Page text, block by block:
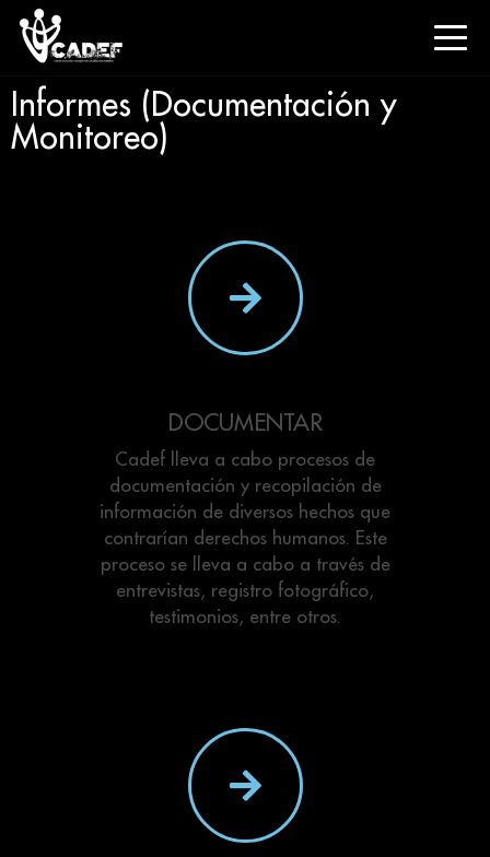
Informes (Documentación y
Monitoreo)
DOCUMENTAR
Cadef lleva a cabo procesos de
documentación y recopilación de
información de diversos hechos que
contrarían derechos humanos. Este
proceso se lleva a cabo a través de
entrevistas, registro fotográfico,
testimonios, entre otros.